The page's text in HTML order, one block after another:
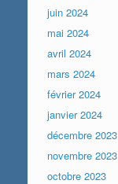
juin 2024
mai 2024
avril 2024
mars 2024
février 2024
janvier 2024
décembre 2023
novembre 2023
octobre 2023